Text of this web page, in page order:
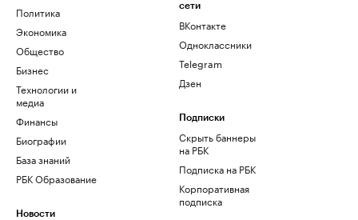
Политика
Экономика
Общество
Бизнес
Технологии и
медиа
Финансы
Биографии
База знаний
РБК Образование
Новости
сети
ВКонтакте
Одноклассники
Telegram
Дзен
Подписки
Скрыть баннеры
на РБК
Подписка на РБК
Корпоративная
подписка